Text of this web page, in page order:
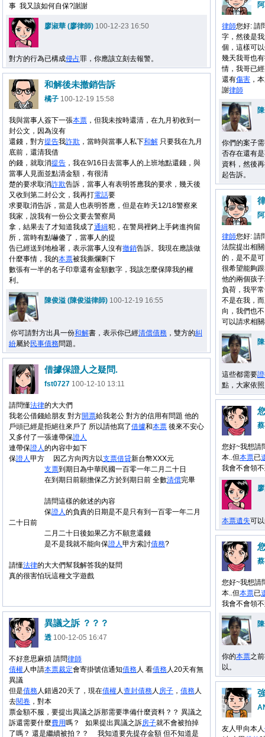
事 我又該如何自保?謝謝
廖淑華 (廖律師) 100-12-23 16:50
對方的行為已構成侵占罪，你應該立刻去報警。
律師您好: 請
字，然後是
個，這樣可
幾天我哥也
情，我哥已
還有傷害 ，
謝律師
你們的案子
否存在還有
資料，然後
起告訴。
和解後未撤銷告訴
橘子 100-12-19 15:58
我與當事人簽下一張本票 ，但我未按時還清，在九月初收到一
封公文，因為沒有
還錢，對方提告我詐欺 ，當時與當事人私下和解 只要我在九月
底前，還清我借
的錢，就取消提告 ，我在9/16日去當事人的上班地點還錢，與
當事人見面並點清金額，有很清
楚的要求取消詐欺告訴，當事人有表明答應我的要求，幾天後
又收到第二封公文，我再打電話要
求要取消告訴，當是人也表明答應，但是在昨天12/18警察來
我家，說我有一份公文要去警察局
拿，結果去了才知道我成了通緝犯，在警局裡銬上手銬進拘留
所，當時有點嚇傻了，當事人的提
告已經送到地檢署，表示當事人沒有撤銷告訴。我現在應該做
什麼事情，我的本票被我撕爛剩下
數張有一半的名子印章還有金額數字，我該怎麼保障我的權
利。
陳俊溢 (陳俊溢律師) 100-12-19 16:55
你可請對方出具一份和解書，表示你已經清償債務 ，雙方的糾
紛屬於民事債務問題。
律師您好: 請
法院提出相
的，是不是
很希望能夠
他的兩個孩
負荷，我平
不是在我，
向，我們也
可以請求相
這些都需要
點，大家依
借據保證人之疑問.
fst0727 100-12-10 13:11
請問懂法律的大大們
我老公借錢給朋友 對方開票給我老公 對方的信用有問題 他的
戶頭已經是拒絕往來戶了 所以請他寫了借據和本票 後來不安心
又多付了一張連帶保證人
連帶保證人的內容中如下
保證人甲方 因乙方向丙方以支票借貸新台幣XXX元
支票到期日為中華民國一百零一年二月二十日
在到期日前願擔保乙方於到期日前 全數清償完畢
請問這樣的敘述的內容
保證人的負責的日期是不是只有到一百零一年二月
二十日前
二月二十日後如果乙方不願意還錢
是不是我就不能向保證人甲方索討債務?
請懂法律的大大們幫我解答我的疑問
真的很害怕玩這種文字遊戲
您好~我想請
本..但本票已
我會不會領
本票遺失可
您好~我想請
本..但本票已
我會不會領
你的本票之
以。
異議之訴 ？？？
透 100-12-05 16:47
不好意思麻煩 請問律師
債權人申請本票裁定會寄掛號信通知債務人 看債務人20天有無
異議
但是債務人錯過20天了，現在債權人查封債務人 房子 ， 債務人
去閱卷 ，對本
票金額不服，要提出異議之訴那需要準備什麼資料？？ 異議之
訴還需要什麼費用嗎？ 如果提出異議之訴房子就不會被拍掉
了嗎？ 還是繼續被拍？？ 我知道要先提存金額 但不知道是
友人甲向本人